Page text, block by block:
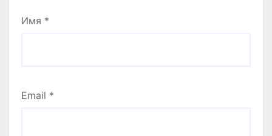
Имя *
Email *